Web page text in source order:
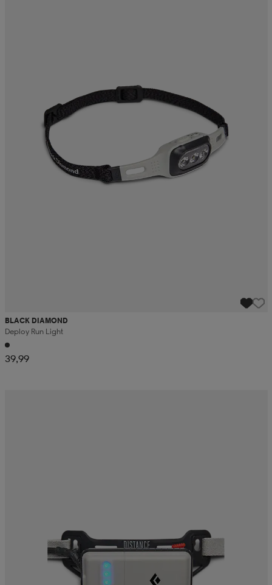
BLACK DIAMOND
Deploy Run Light
39,99